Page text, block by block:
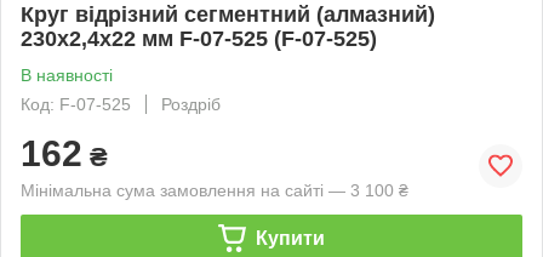
Круг відрізний сегментний (алмазний)
230х2,4х22 мм F-07-525 (F-07-525)
В наявності
Код: F-07-525
Роздріб
162 ₴
Мінімальна сума замовлення на сайті — 3 100 ₴
Купити